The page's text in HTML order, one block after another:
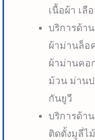
เนื้อผ้า เลื
บริการด้า
ผ้าม่านล็อ
ผ้าม่านคอ
ม้วน ม่าน
กันยูวี
บริการด้า
ติดตั้งมูลี่ไ